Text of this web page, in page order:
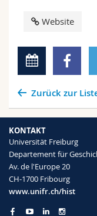
Website
Zurück zur
KONTAKT
Universität Freiburg
Departement für
Av. de l'Europe 20
CH-1700 Fribourg
www.unifr.ch/hist